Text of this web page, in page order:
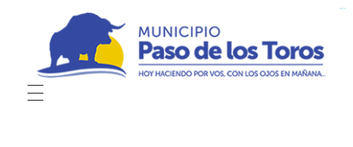
Municipio de Paso de los Toros
Hoy haciendo para vos, con los ojos en mañana